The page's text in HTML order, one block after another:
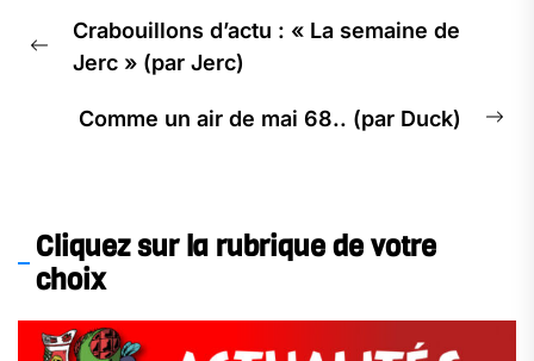
de
l’article
Previous
Crabouillons d’actu : « La semaine de
Jerc » (par Jerc)
Comme un air de mai 68.. (par Duck)
Cliquez sur la rubrique de votre
choix